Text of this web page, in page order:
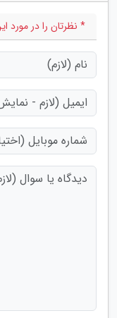
* نظرتان را در مورد